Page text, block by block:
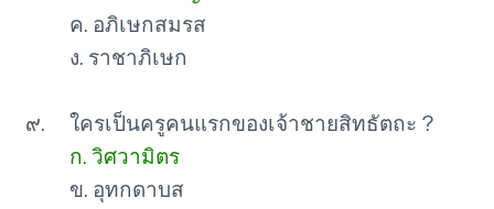
ค. อภิเษกสมรส
ง. ราชาภิเษก
๙.
ใครเป็นครูคนแรกของเจ้าชายสิทธัตถะ ?
ก. วิศวามิตร
ข. อุทกดาบส